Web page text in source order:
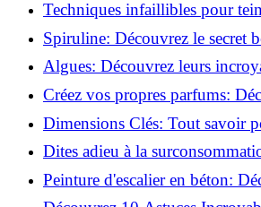
Techniques infaillibles pour
naturellement: Découvrez
Spiruline: Découvrez le secret
revitaliser les peaux fatiguées!
Algues: Découvrez leurs
la santé et la beauté!
Créez vos propres parfums:
de la fabrication artisanale!
Dimensions Clés: Tout savoir
salle de bains!
Dites adieu à la
vie plus simple!
Peinture d'escalier en béton:
tutoriel facile et rapide!